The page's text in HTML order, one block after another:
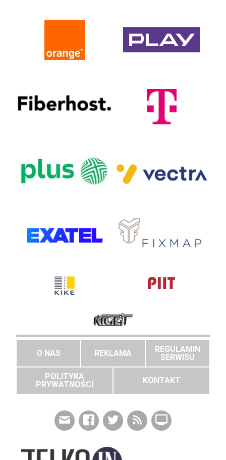
O NAS REKLAMA
REGULAMIN
SERWISU
POLITYKA
PRYWATNOŚCI
KONTAKT